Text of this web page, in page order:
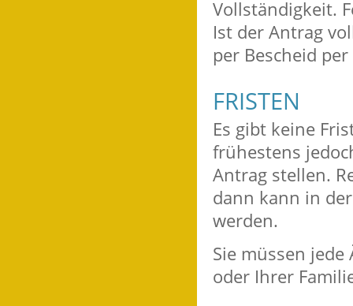
Vollständigkeit.
Ist der Antrag
per Bescheid
FRISTEN
Es gibt keine
frühestens
Antrag stellen.
dann kann in
werden.
Sie müssen
oder Ihrer